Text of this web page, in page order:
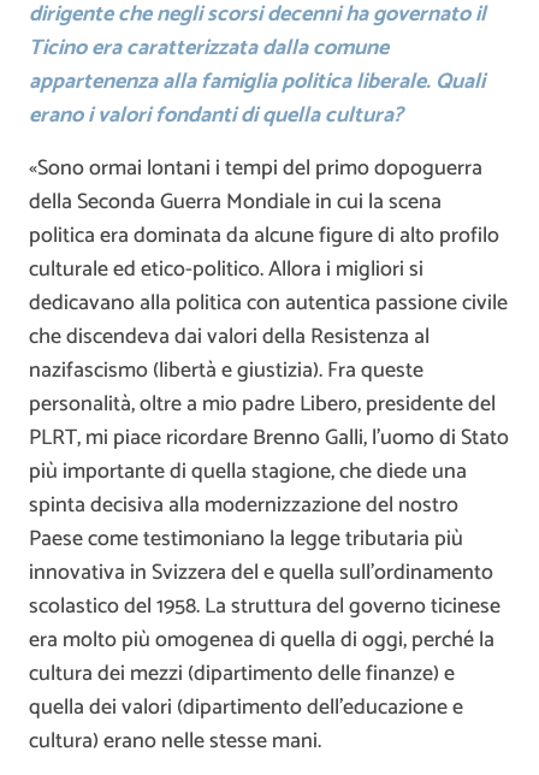
dirigente che negli scorsi decenni ha governato il
Ticino era caratterizzata dalla comune
appartenenza alla famiglia politica liberale. Quali
erano i valori fondanti di quella cultura?
«Sono ormai lontani i tempi del primo dopoguerra
della Seconda Guerra Mondiale in cui la scena
politica era dominata da alcune figure di alto profilo
culturale ed etico-politico. Allora i migliori si
dedicavano alla politica con autentica passione civile
che discendeva dai valori della Resistenza al
nazifascismo (libertà e giustizia). Fra queste
personalità, oltre a mio padre Libero, presidente del
PLRT, mi piace ricordare Brenno Galli, l’uomo di Stato
più importante di quella stagione, che diede una
spinta decisiva alla modernizzazione del nostro
Paese come testimoniano la legge tributaria più
innovativa in Svizzera del e quella sull’ordinamento
scolastico del 1958. La struttura del governo ticinese
era molto più omogenea di quella di oggi, perché la
cultura dei mezzi (dipartimento delle finanze) e
quella dei valori (dipartimento dell’educazione e
cultura) erano nelle stesse mani.